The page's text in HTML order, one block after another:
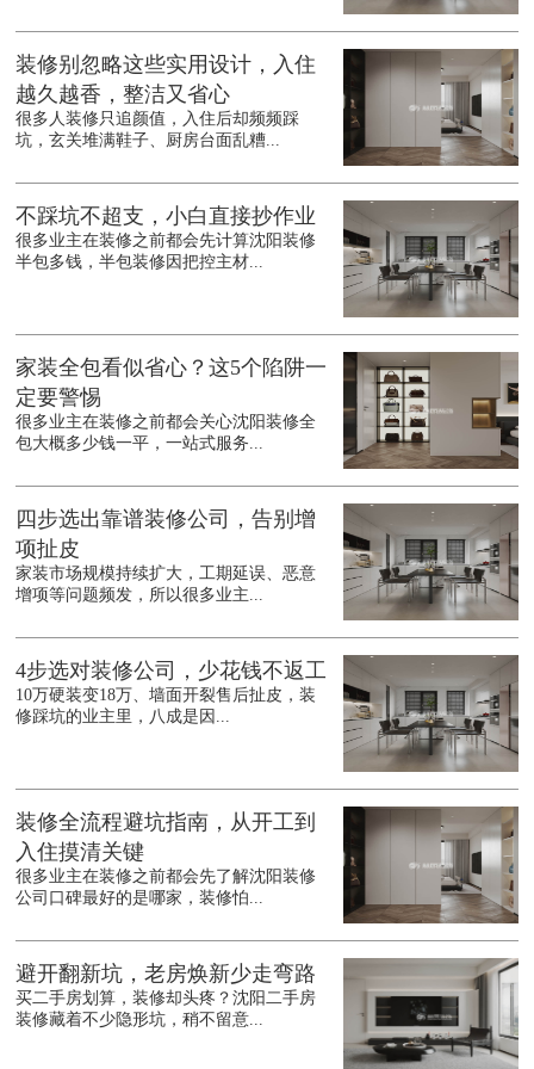
装修别忽略这些实用设计，入住
越久越香，整洁又省心
很多人装修只追颜值，入住后却频频踩
坑，玄关堆满鞋子、厨房台面乱糟...
不踩坑不超支，小白直接抄作业
很多业主在装修之前都会先计算沈阳装修
半包多钱，半包装修因把控主材...
家装全包看似省心？这5个陷阱一
定要警惕
很多业主在装修之前都会关心沈阳装修全
包大概多少钱一平，一站式服务...
四步选出靠谱装修公司，告别增
项扯皮
家装市场规模持续扩大，工期延误、恶意
增项等问题频发，所以很多业主...
4步选对装修公司，少花钱不返工
10万硬装变18万、墙面开裂售后扯皮，装
修踩坑的业主里，八成是因...
装修全流程避坑指南，从开工到
入住摸清关键
很多业主在装修之前都会先了解沈阳装修
公司口碑最好的是哪家，装修怕...
避开翻新坑，老房焕新少走弯路
买二手房划算，装修却头疼？沈阳二手房
装修藏着不少隐形坑，稍不留意...